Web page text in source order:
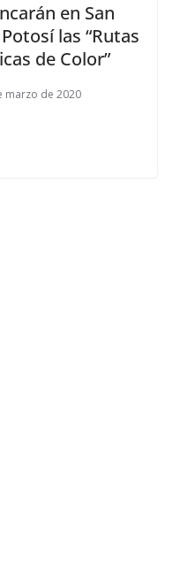
en San
las “Rutas
de Color”
marzo de 2020